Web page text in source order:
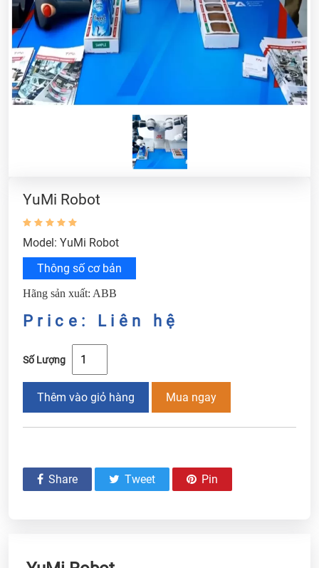
YuMi Robot
Model: YuMi Robot
Thông số cơ bản
Hãng sản xuất: ABB
Price: Liên hệ
Số Lượng
Thêm vào giỏ hàng Mua ngay
Share Tweet Pin